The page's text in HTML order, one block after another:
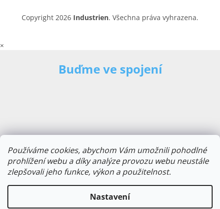
Používáme cookies, abychom Vám umožnili pohodlné
prohlížení webu a díky analýze provozu webu neustále
zlepšovali jeho funkce, výkon a použitelnost.
Nastavení
Copyright 2026 Industrien. Všechna práva vyhrazena.
×
Buďme ve spojení
E-mailová adresa